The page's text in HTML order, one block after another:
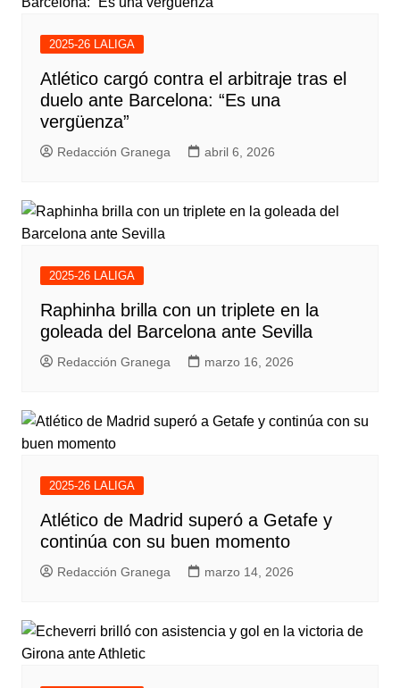
2025-26 LALIGA
Atlético cargó contra el arbitraje tras el
duelo ante Barcelona: “Es una
vergüenza”
Redacción Granega abril 6, 2026
2025-26 LALIGA
Raphinha brilla con un triplete en la
goleada del Barcelona ante Sevilla
Redacción Granega marzo 16, 2026
2025-26 LALIGA
Atlético de Madrid superó a Getafe y
continúa con su buen momento
Redacción Granega marzo 14, 2026